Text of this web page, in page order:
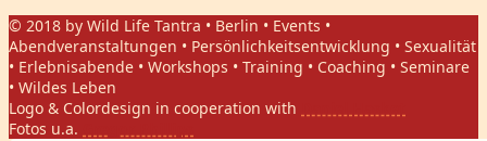
© 2018 by Wild Life Tantra • Berlin • Events •
Abendveranstaltungen • Persönlichkeitsentwicklung • Sexualität
• Erlebnisabende • Workshops • Training • Coaching • Seminare
• Wildes Leben
Logo & Colordesign in cooperation with
Fotos u.a.